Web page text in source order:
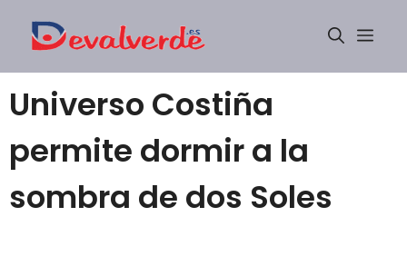
contenido
Universo Costiña
permite dormir a la
sombra de dos Soles